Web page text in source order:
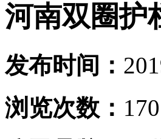
河南双圈护
发布时间：
浏览次数：